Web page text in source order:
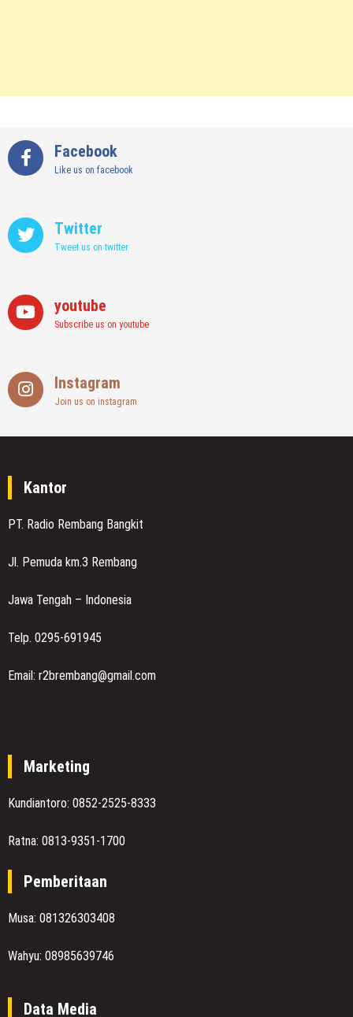
Facebook
Like us on facebook
Twitter
Tweet us on twitter
youtube
Subscribe us on youtube
Instagram
Join us on instagram
Kantor
PT. Radio Rembang Bangkit
Jl. Pemuda km.3 Rembang
Jawa Tengah – Indonesia
Telp. 0295-691945
Email: r2brembang@gmail.com
Marketing
Kundiantoro: 0852-2525-8333
Ratna: 0813-9351-1700
Pemberitaan
Musa: 081326303408
Wahyu: 08985639746
Data Media